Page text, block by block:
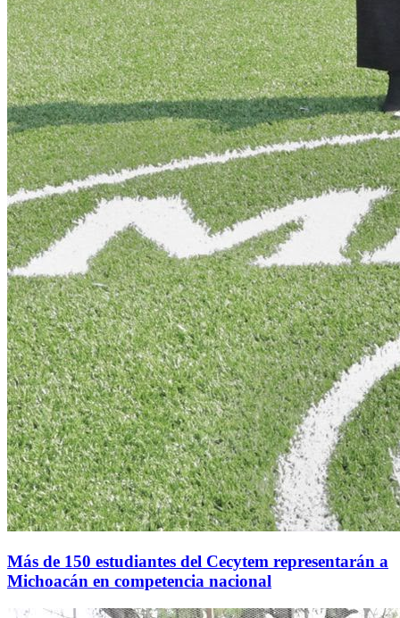
Más de 150 estudiantes del Cecytem representarán a
Michoacán en competencia nacional